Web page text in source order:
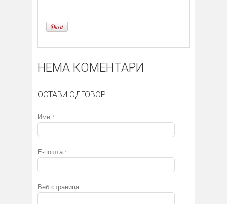
НЕМА КОМЕНТАРИ
ОСТАВИ ОДГОВОР
Име *
Е-пошта *
Веб страница